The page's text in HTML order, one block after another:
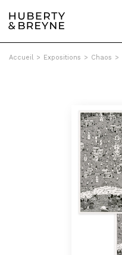
Accueil > Expositions > Chaos >